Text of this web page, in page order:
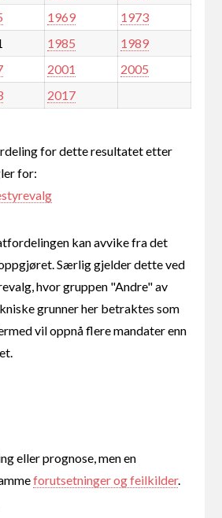
1969
1973
1985
1989
2001
2005
2017
for dette resultatet etter
for:
kan avvike fra det
Særlig gjelder dette ved
hvor gruppen "Andre" av
grunner her betraktes som
vil oppnå flere mandater enn
eller prognose, men en
forutsetninger og feilkilder.